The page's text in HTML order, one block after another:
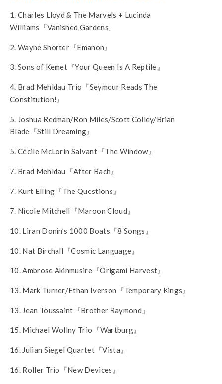
1. Charles Lloyd & The Marvels + Lucinda
Williams『Vanished Gardens』
2. Wayne Shorter『Emanon』
3. Sons of Kemet『Your Queen Is A Reptile』
4. Brad Mehldau Trio『Seymour Reads The
Constitution!』
5. Joshua Redman/Ron Miles/Scott Colley/Brian
Blade『Still Dreaming』
5. Cécile McLorin Salvant『The Window』
7. Brad Mehldau『After Bach』
7. Kurt Elling『The Questions』
7. Nicole Mitchell『Maroon Cloud』
10. Liran Donin’s 1000 Boats『8 Songs』
10. Nat Birchall『Cosmic Language』
10. Ambrose Akinmusire『Origami Harvest』
13. Mark Turner/Ethan Iverson『Temporary Kings』
13. Jean Toussaint『Brother Raymond』
15. Michael Wollny Trio『Wartburg』
16. Julian Siegel Quartet『Vista』
16. Roller Trio『New Devices』